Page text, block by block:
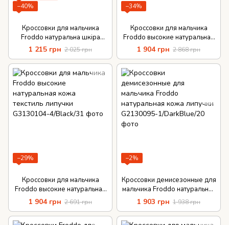
−40%
Кроссовки для мальчика
Froddo натуральна шкіра
липучки
1 215 грн 2 025 грн
−34%
Кроссовки для мальчика
Froddo высокие натуральная
кожа текстиль липучки
1 904 грн 2 868 грн
−29%
Кроссовки для мальчика
Froddo высокие натуральная
кожа текстиль липучки
1 904 грн 2 691 грн
−2%
Кроссовки демисезонные для
мальчика Froddo натуральная
кожа липучки
1 903 грн 1 938 грн